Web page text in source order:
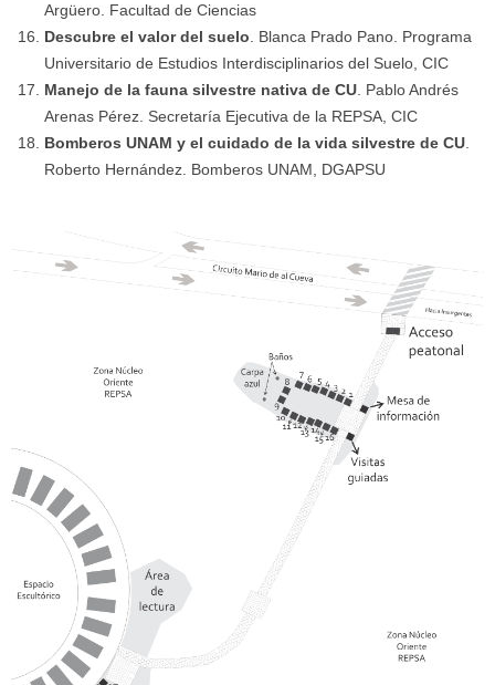
Argüero. Facultad de Ciencias
Descubre el valor del suelo. Blanca Prado Pano. Programa
Universitario de Estudios Interdisciplinarios del Suelo, CIC
Manejo de la fauna silvestre nativa de CU. Pablo Andrés
Arenas Pérez. Secretaría Ejecutiva de la REPSA, CIC
Bomberos UNAM y el cuidado de la vida silvestre de CU.
Roberto Hernández. Bomberos UNAM, DGAPSU